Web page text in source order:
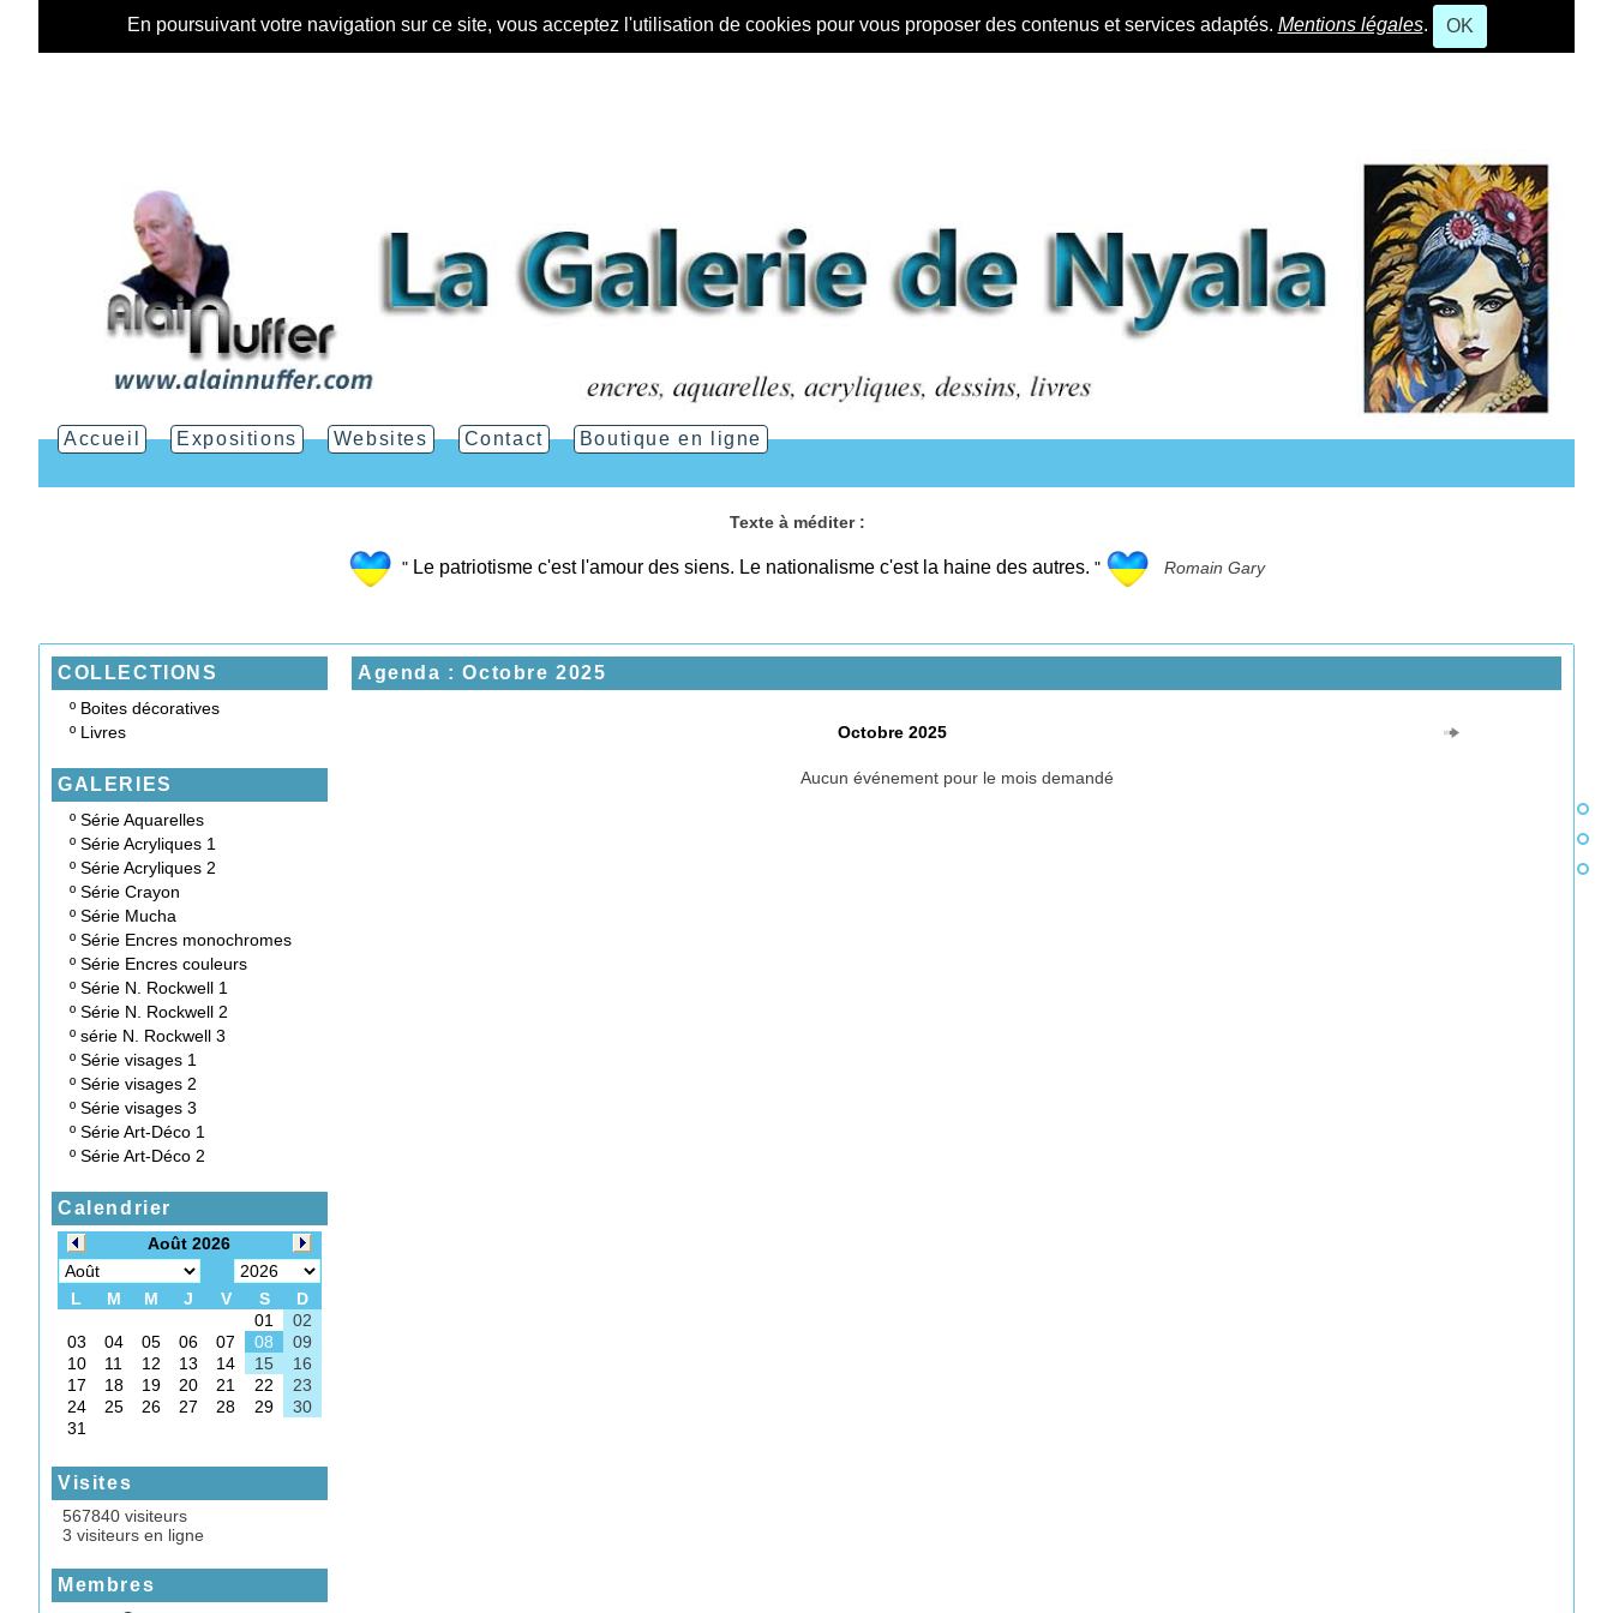
En poursuivant votre navigation sur ce site, vous acceptez l'utilisation de cookies pour vous proposer des contenus et services adaptés. Mentions légales. OK
Accueil Expositions Websites Contact Boutique en ligne
Texte à méditer :
" Le patriotisme c'est l'amour des siens. Le nationalisme c'est la haine des autres. " Romain Gary
COLLECTIONS
º Boites décoratives
º Livres
GALERIES
º Série Aquarelles
º Série Acryliques 1
º Série Acryliques 2
º Série Crayon
º Série Mucha
º Série Encres monochromes
º Série Encres couleurs
º Série N. Rockwell 1
º Série N. Rockwell 2
º série N. Rockwell 3
º Série visages 1
º Série visages 2
º Série visages 3
º Série Art-Déco 1
º Série Art-Déco 2
Calendrier
Visites
567840 visiteurs
3 visiteurs en ligne
Membres
Agenda : Octobre 2025
Octobre 2025
Aucun événement pour le mois demandé